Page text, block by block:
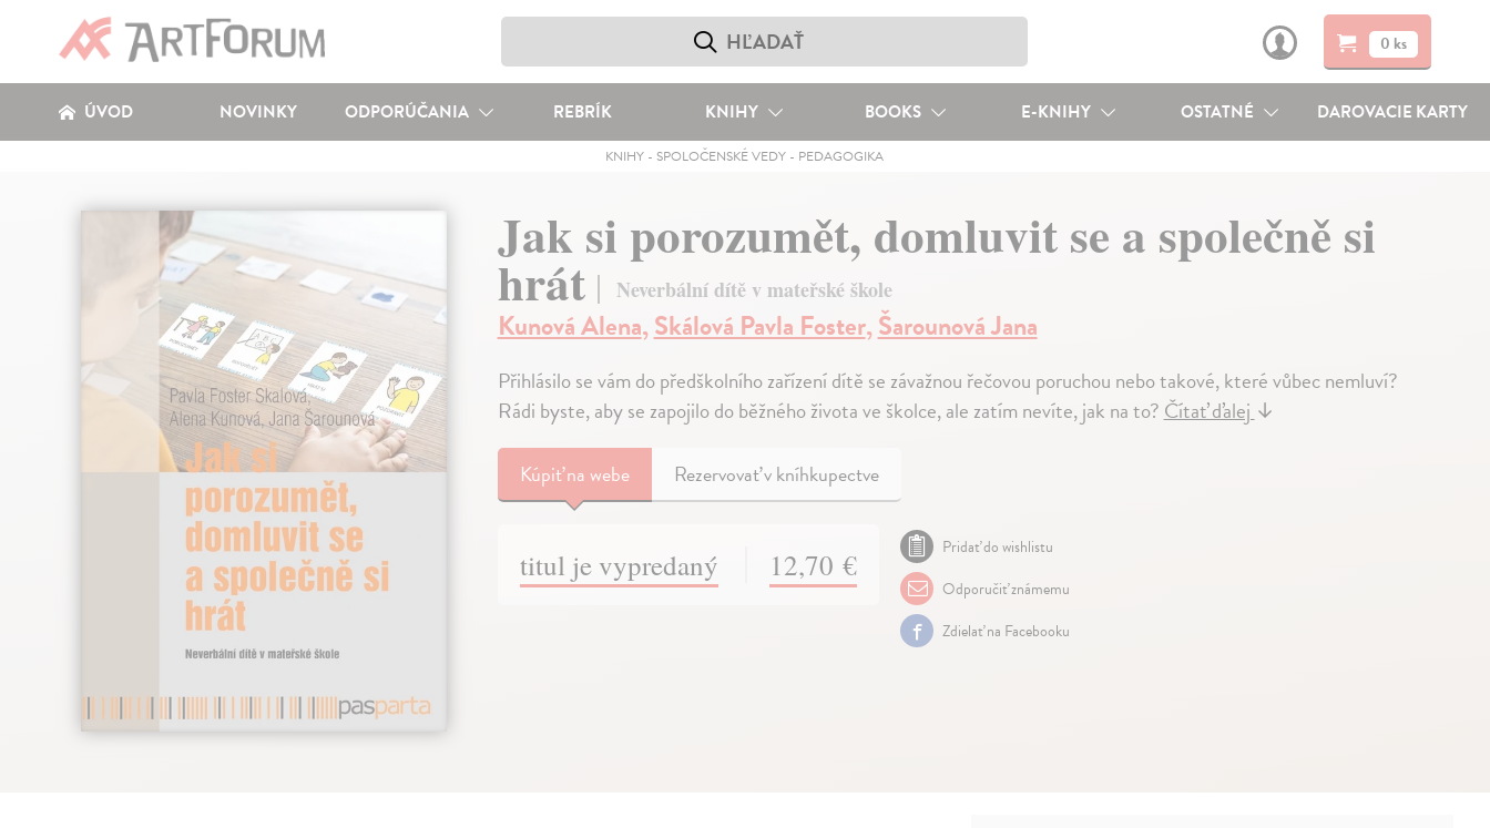
0 ks
ÚVOD NOVINKY ODPORÚČANIA REBRÍK KNIHY BOOKS E-KNIHY OSTATNÉ DAROVACIE KARTY
KNIHY - SPOLOČENSKÉ VEDY - PEDAGOGIKA
Jak si porozumět, domluvit se a společně si
hrát Neverbální dítě v mateřské škole
Kunová Alena,Skálová Pavla Foster,Šarounová Jana
Přihlásilo se vám do předškolního zařízení dítě se závažnou řečovou poruchou nebo takové, které vůbec nemluví?
Rádi byste, aby se zapojilo do běžného života ve školce, ale zatím nevíte, jak na to?Čítať ďalej↓
Kúpiťna webe Rezervovať v kníhkupectve
titul je vypredaný 12,70 €
Pridať do wishlistu
Odporučiť známemu
Zdielať na Facebooku